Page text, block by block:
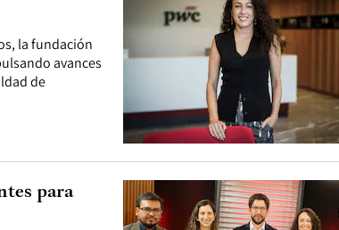
la fundación
avances
de
para